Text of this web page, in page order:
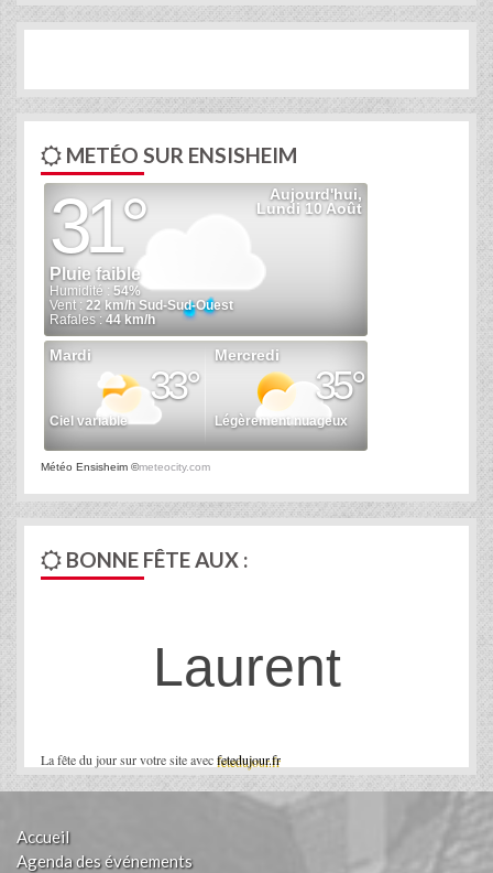
METÉO SUR ENSISHEIM
Météo Ensisheim ©meteocity.com
BONNE FÊTE AUX :
La fête du jour sur votre site avecfetedujour.fr
Laurent
Accueil
Agenda des événements